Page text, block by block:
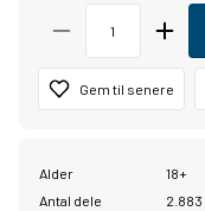
Gem til senere
Alder
18+
Antal dele
2.883